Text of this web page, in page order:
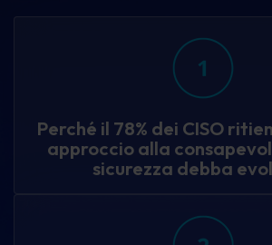
Perché il 78% dei CISO
approccio alla
sicurezza debba